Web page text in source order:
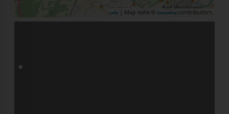
Leaflet | Map data © OpenStreetMap contributors